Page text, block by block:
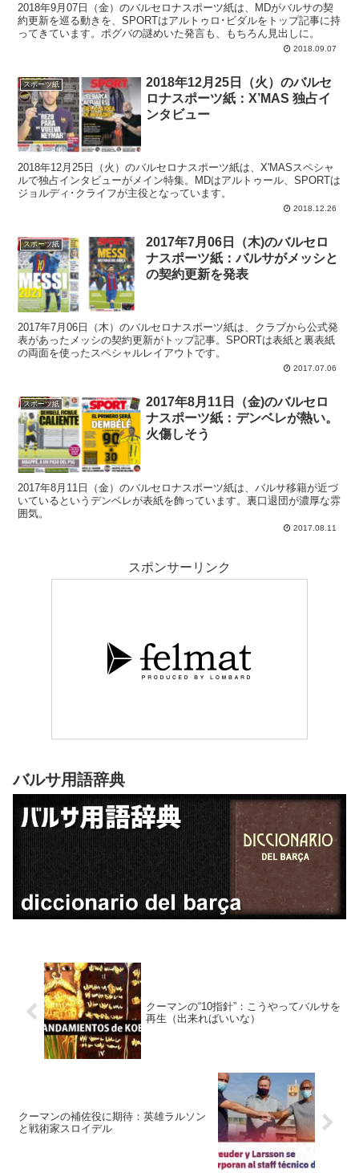
2018年9月07日（金）のバルセロナスポーツ紙は、MDがバルサの契
約更新を巡る動きを、SPORTはアルトゥロ･ビダルをトップ記事に持
ってきています。ポグバの謎めいた発言も、もちろん見出しに。
2018.09.07
スポーツ紙
2018年12月25日（火）のバルセ
ロナスポーツ紙：X’MAS 独占イ
ンタビュー
2018年12月25日（火）のバルセロナスポーツ紙は、X'MASスペシャ
ルで独占インタビューがメイン特集。MDはアルトゥール、SPORTは
ジョルディ･クライフが主役となっています。
2018.12.26
スポーツ紙
2017年7月06日（木)のバルセロ
ナスポーツ紙：バルサがメッシと
の契約更新を発表
2017年7月06日（木）のバルセロナスポーツ紙は、クラブから公式発
表があったメッシの契約更新がトップ記事。SPORTは表紙と裏表紙
の両面を使ったスペシャルレイアウトです。
2017.07.06
スポーツ紙
2017年8月11日（金)のバルセロ
ナスポーツ紙：デンベレが熱い。
火傷しそう
2017年8月11日（金）のバルセロナスポーツ紙は、バルサ移籍が近づ
いているというデンベレが表紙を飾っています。裏口退団が濃厚な雰
囲気。
2017.08.11
スポンサーリンク
バルサ用語辞典
クーマンの“10指針”：こうやってバルサを
再生（出来ればいいな）
クーマンの補佐役に期待：英雄ラルソン
と戦術家スロイデル